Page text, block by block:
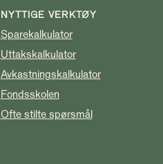
NYTTIGE VERKTØY
Sparekalkulator
Uttakskalkulator
Avkastningskalkulator
Fondsskolen
Ofte stilte spørsmål